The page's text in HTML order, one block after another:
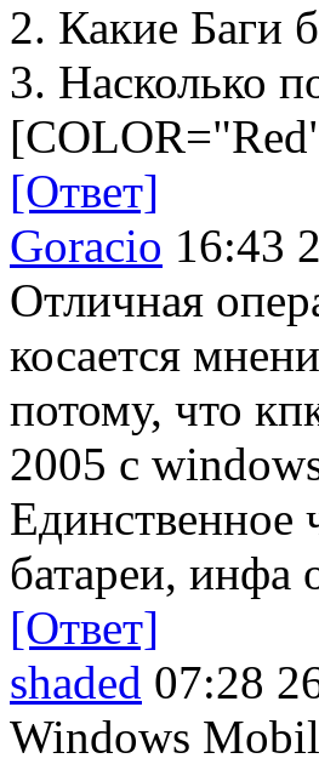
2. Какие Баги
3. Насколько
[Ответ]
Goracio 16:43
Отличная
косается
потому, что
2005 с
Единственное
батареи, инфа
[Ответ]
shaded 07:28
Windows